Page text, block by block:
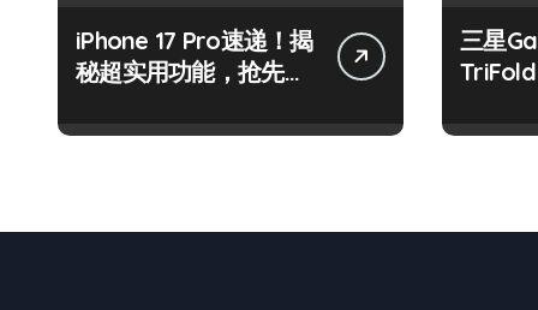
iPhone 17 Pro速递！揭
秘超实用功能，抢先解
三星
技！